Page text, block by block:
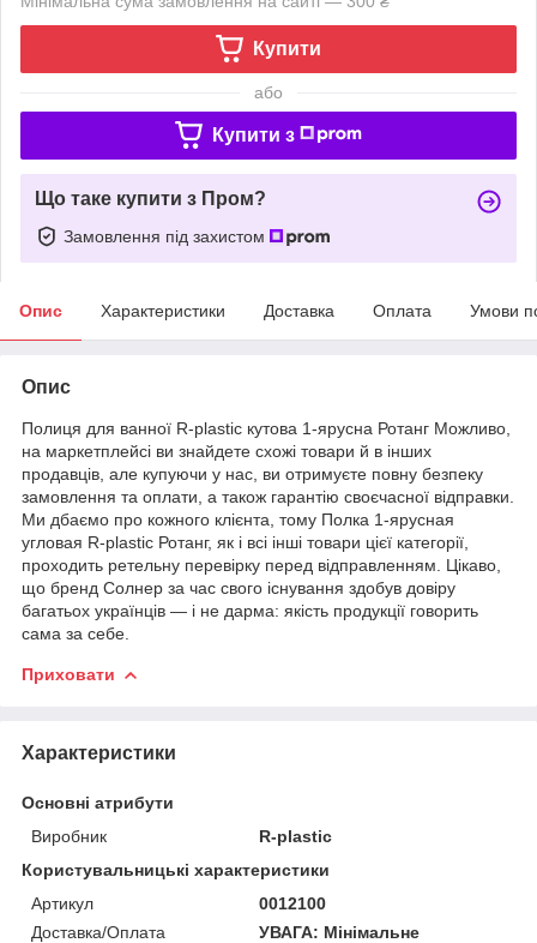
Купити
або
Купити з
Що таке купити з Пром?
Замовлення під захистом
Опис Характеристики Доставка Оплата Умови
Опис
Полиця для ванної R-plastic кутова 1-ярусна Ротанг Можливо,
на маркетплейсі ви знайдете схожі товари й в інших
продавців, але купуючи у нас, ви отримуєте повну безпеку
замовлення та оплати, а також гарантію своєчасної відправки.
Ми дбаємо про кожного клієнта, тому Полка 1-ярусная
угловая R-plastic Ротанг, як і всі інші товари цієї категорії,
проходить ретельну перевірку перед відправленням. Цікаво,
що бренд Солнер за час свого існування здобув довіру
багатьох українців — і не дарма: якість продукції говорить
сама за себе.
Приховати
Характеристики
Основні атрибути
Виробник
R-plastic
Користувальницькі характеристики
Артикул
0012100
Доставка/Оплата
УВАГА: Мінімальне